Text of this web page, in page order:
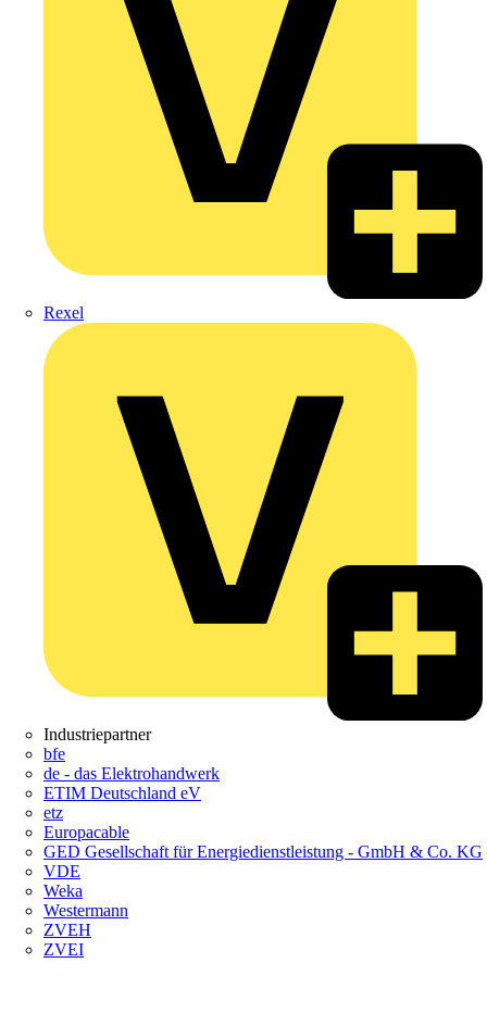
Rexel
Industriepartner
bfe
de - das Elektrohandwerk
ETIM Deutschland eV
etz
Europacable
GED Gesellschaft für Energiedienstleistung - GmbH & Co. KG
VDE
Weka
Westermann
ZVEH
ZVEI